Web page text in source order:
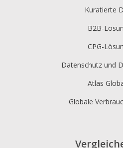
Kuratierte
B2B-
CPG-
Datenschutz und
Atlas
Globale